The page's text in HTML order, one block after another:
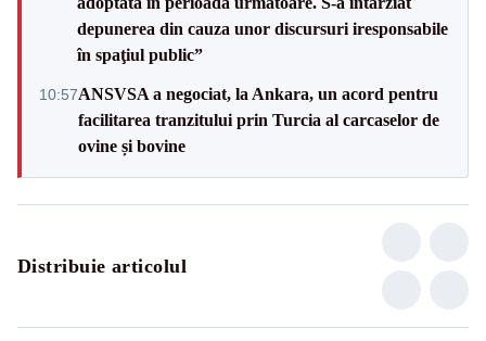
depunerea din cauza unor discursuri iresponsabile
în spaţiul public”
10:57ANSVSA a negociat, la Ankara, un acord pentru
facilitarea tranzitului prin Turcia al carcaselor de
ovine și bovine
Distribuie articolul